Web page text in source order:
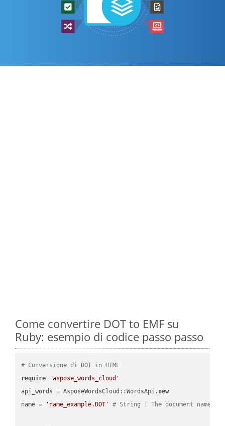
Come convertire DOT to EMF su
Ruby: esempio di codice passo passo
# Conversione di DOT in HTML
require
'aspose_words_cloud'
api_words = AsposeWordsCloud::WordsApi. new
name =
'name_example.DOT' # String | The document name.